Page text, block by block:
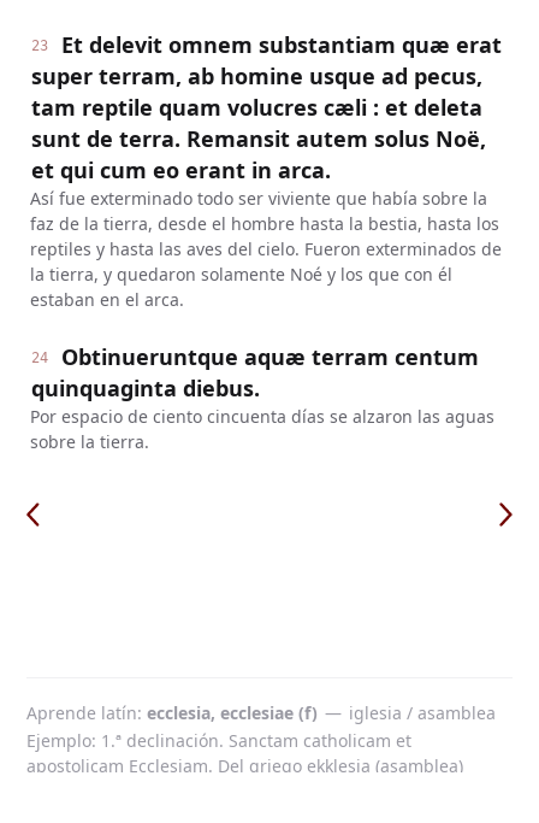
23
Et delevit omnem substantiam quæ erat
super terram, ab homine usque ad pecus,
tam reptile quam volucres cæli : et deleta
sunt de terra. Remansit autem solus Noë,
et qui cum eo erant in arca.
Así fue exterminado todo ser viviente que había sobre la
faz de la tierra, desde el hombre hasta la bestia, hasta los
reptiles y hasta las aves del cielo. Fueron exterminados de
la tierra, y quedaron solamente Noé y los que con él
estaban en el arca.
24
Obtinueruntque aquæ terram centum
quinquaginta diebus.
Por espacio de ciento cincuenta días se alzaron las aguas
sobre la tierra.
Aprende latín ecclesia, ecclesiae (f) — iglesia / asamblea
Ejemplo: 1.ª declinación. Sanctam catholicam et
apostolicam Ecclesiam. Del griego ekklesia (asamblea)